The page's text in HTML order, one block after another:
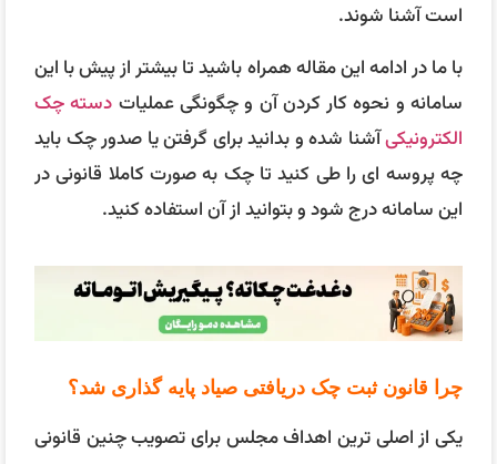
است آشنا شوند.
با ما در ادامه این مقاله همراه باشید تا بیشتر از پیش با این
سامانه و نحوه کار کردن آن و چگونگی عملیات دسته چک
الکترونیکیآشنا شده و بدانید برای گرفتن یا صدور چک باید
چه پروسه ای را طی کنید تا چک به صورت کاملا قانونی در
این سامانه درج شود و بتوانید از آن استفاده کنید.
چرا قانون ثبت چک دریافتی صیاد پایه گذاری شد؟
یکی از اصلی ترین اهداف مجلس برای تصویب چنین قانونی